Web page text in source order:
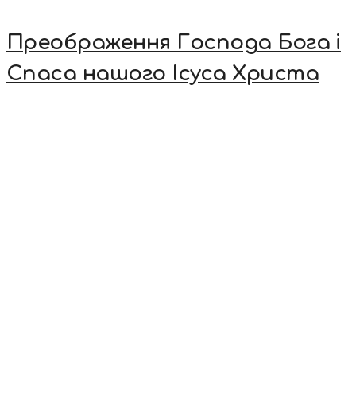
Преображення Господа Бога і
Спаса нашого Ісуса Христа